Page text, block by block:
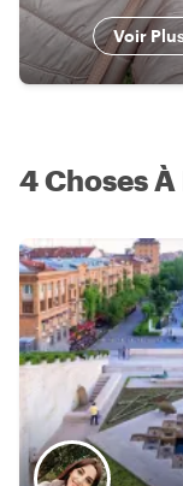
Voir
4 Choses À